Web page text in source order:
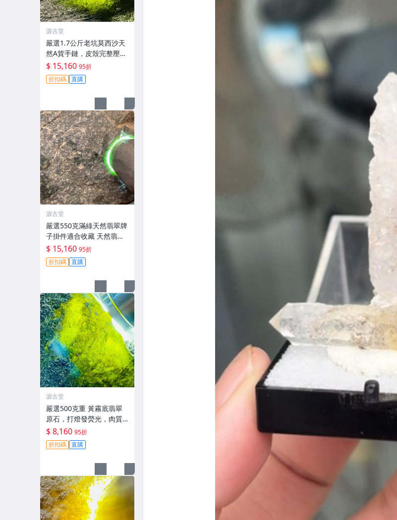
源古堂
嚴選1.7公斤老坑莫西沙天
然A貨手鏈，皮殼完整壓燈
熒光強烈，冰膠感十足底
色佳 手鏈 冰膠 熒光
$ 15,160 95折
折扣碼 直購
源古堂
嚴選550克滿綠天然翡翠牌
子掛件適合收藏 天然翡翠
翡翠玉石 A貨翡翠
$ 15,160 95折
折扣碼 直購
源古堂
嚴選500克重 黃霧底翡翠
原石，打燈發熒光，肉質
細膩如脂，光澤飽滿推薦
收藏。天然A貨翡翠玉石
翡翠 天然翡翠 A貨翡翠玉
$ 8,160 95折
折扣碼 直購